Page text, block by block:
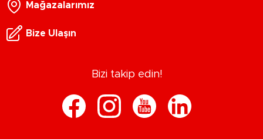
Mağazalarımız
Bize Ulaşın
Bizi takip edin!